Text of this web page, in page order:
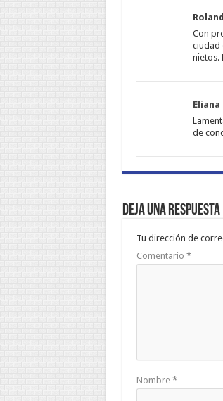
Con
ciudad
nietos.
Eliana
de
Deja una respuesta
Tu dirección de
Comentario *
Nombre *